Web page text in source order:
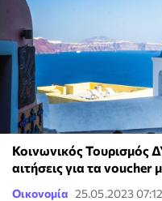
Κοινωνικός Τουρισμός
αιτήσεις για τα voucher
Οικονομία 25.05.2023 07:12